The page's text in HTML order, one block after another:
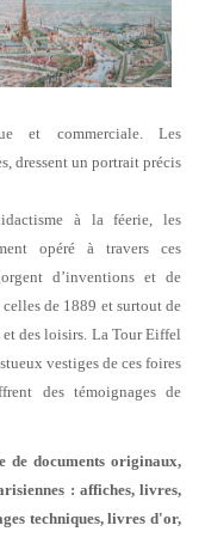
et commerciale. Les
dressent un portrait précis
à laféerie, les
opéré à travers ces
d’inventions et de
de 1889 et surtout de
des loisirs. La Tour Eiffel
vestiges de ces foires
des témoignages de
de documents originaux,
: affiches, livres,
techniques, livres d'or,